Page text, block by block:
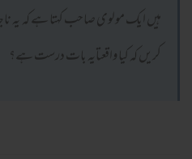
ہیں ایک مولوی صاحب کہتا ہے کہ
کریں کہ کیا واقعتایہ بات درست ہے؟